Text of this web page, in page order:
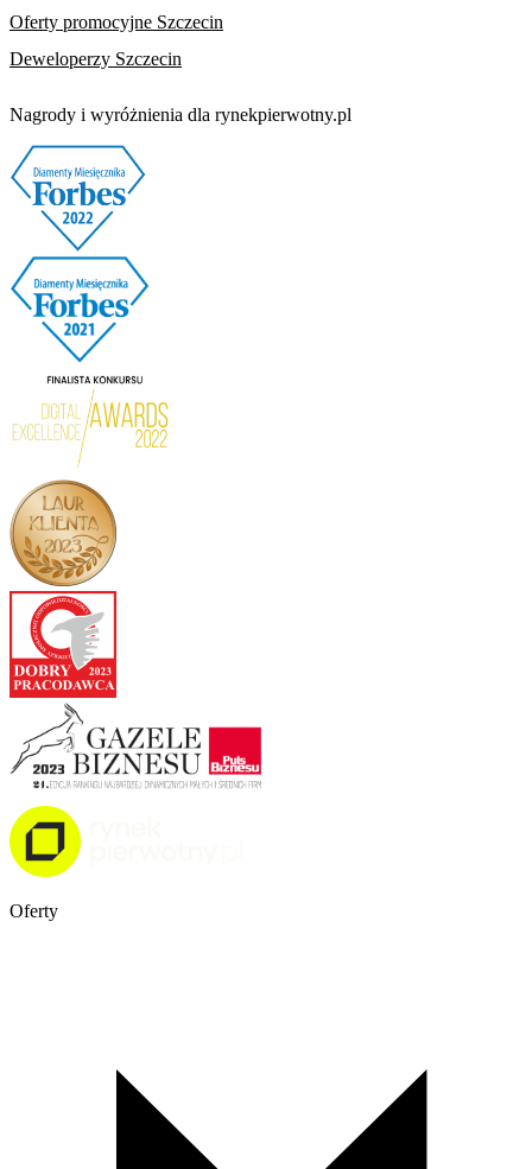
Oferty promocyjne Szczecin
Deweloperzy Szczecin
Nagrody i wyróżnienia dla rynekpierwotny.pl
Oferty